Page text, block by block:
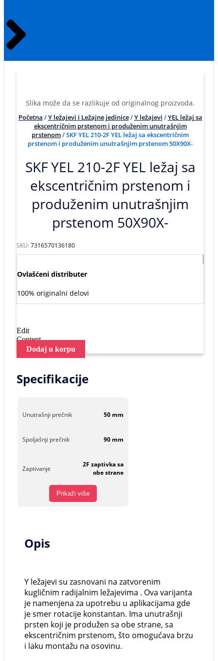
Slika može da se razlikuje od originalnog proizvoda.
Početna /Y ležajevi i Ležajne jedinice/Y ležajevi /YEL ležaj sa
ekscentričnim prstenom i produženim unutrašnjim
prstenom/ SKF YEL 210-2F YEL ležaj sa ekscentričnim
prstenom i produženim unutrašnjim prstenom 50X90X-
SKF YEL 210-2F YEL ležaj sa
ekscentričnim prstenom i
produženim unutrašnjim
prstenom 50X90X-
SKU:7316570136180
Ovlašćeni distributer
100% originalni delovi
Edit
Content
Dodaj u korpu
Specifikacije
Unutrašnji prečnik 50 mm
Spoljašnji prečnik 90 mm
Zaptivanje
2F zaptivka sa
obe strane
Prikaži više
Opis
Y ležajevi su zasnovani na zatvorenim
kugličnim radijalnim ležajevima . Ova varijanta
je namenjena za upotrebu u aplikacijama gde
je smer rotacije konstantan. Ima unutrašnji
prsten koji je produžen sa obe strane, sa
ekscentričnim prstenom, što omogućava brzu
i laku montažu na osovinu.